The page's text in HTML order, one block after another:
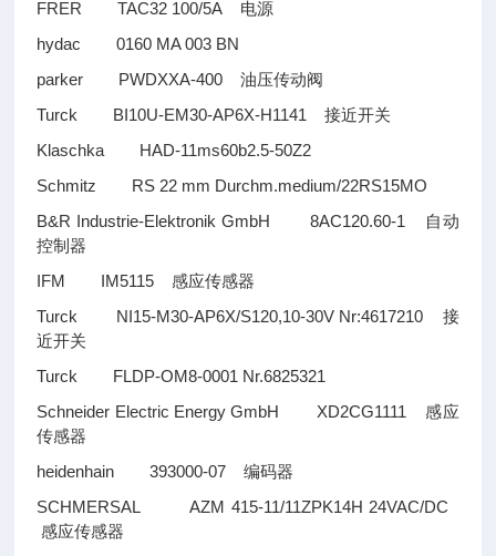
FRER TAC32 100/5A 电源
hydac 0160 MA 003 BN
parker PWDXXA-400油压传动阀
Turck BI10U-EM30-AP6X-H1141接近开关
Klaschka HAD-11ms60b2.5-50Z2
Schmitz RS 22 mm Durchm.medium/22RS15MO
B&R Industrie-Elektronik GmbH 8AC120.60-1
自动
控制器
IFM IM5115感应传感器
Turck NI15-M30-AP6X/S120,10-30V Nr:4617210 接
近开关
Turck FLDP-OM8-0001 Nr.6825321
Schneider Electric Energy GmbH XD2CG1111感应
传感器
heidenhain 393000-07编码器
SCHMERSAL AZM 415-11/11ZPK14H 24VAC/DC
感应传感器